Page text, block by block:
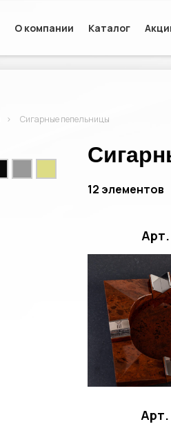
О компании Каталог
Сигарные пепельницы
12 элементов
Арт.
Арт.